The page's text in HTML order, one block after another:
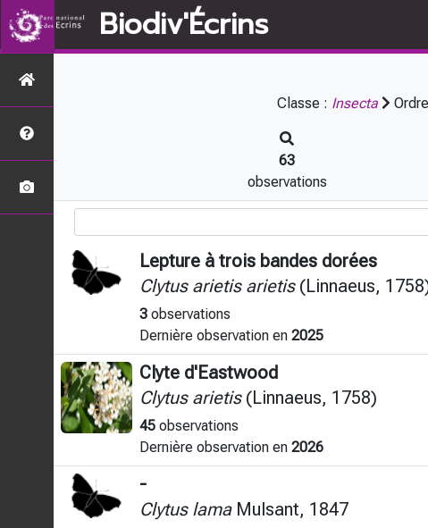
Biodiv'Écrins
Classe : Insecta
63
observations
Lepture à trois bandes dorées
Clytus arietis arietis(Linnaeus,
3 observations
Dernière observation en 2025
Clyte d'Eastwood
Clytus arietis(Linnaeus, 1758)
45 observations
Dernière observation en 2026
-
Clytus lamaMulsant, 1847